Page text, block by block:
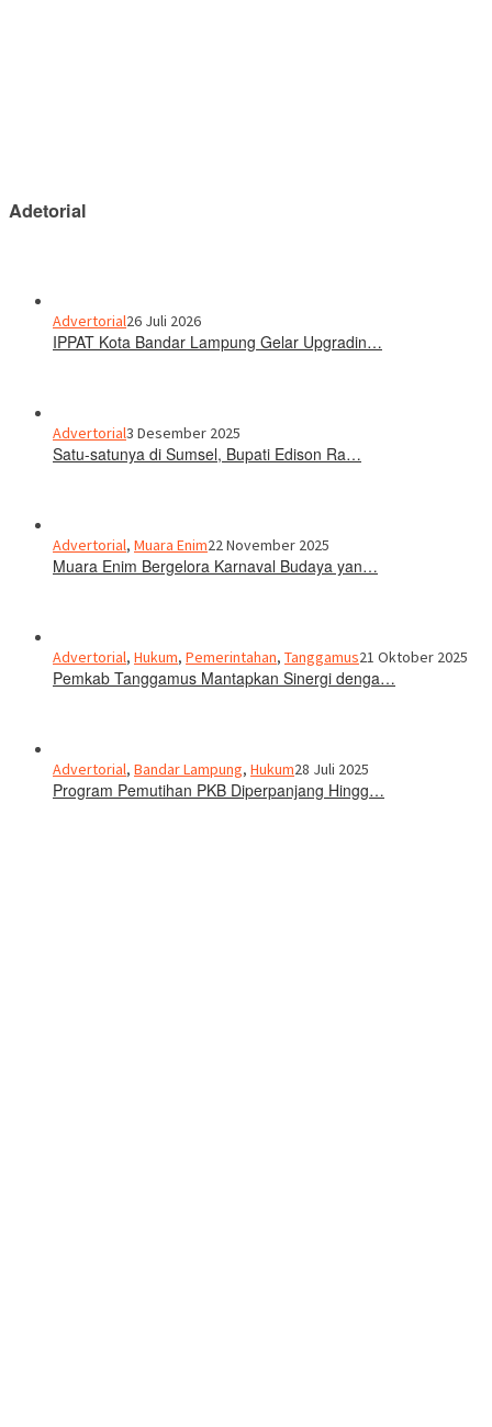
Adetorial
Advertorial26 Juli 2026
IPPAT Kota Bandar Lampung Gelar Upgradin…
Advertorial3 Desember 2025
Satu-satunya di Sumsel, Bupati Edison Ra…
Advertorial, Muara Enim22 November 2025
Muara Enim Bergelora Karnaval Budaya yan…
Advertorial, Hukum, Pemerintahan, Tanggamus21 Oktober 2025
Pemkab Tanggamus Mantapkan Sinergi denga…
Advertorial, Bandar Lampung, Hukum28 Juli 2025
Program Pemutihan PKB Diperpanjang Hingg…